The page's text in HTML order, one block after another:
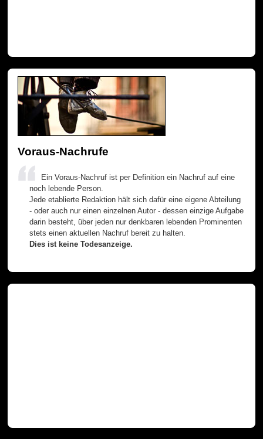
Voraus-Nachrufe
Ein Voraus-Nachruf ist per Definition ein Nachruf auf eine
noch lebende Person.
Jede etablierte Redaktion hält sich dafür eine eigene Abteilung
- oder auch nur einen einzelnen Autor - dessen einzige Aufgabe
darin besteht, über jeden nur denkbaren lebenden Prominenten
stets einen aktuellen Nachruf bereit zu halten.
Dies ist keine Todesanzeige.